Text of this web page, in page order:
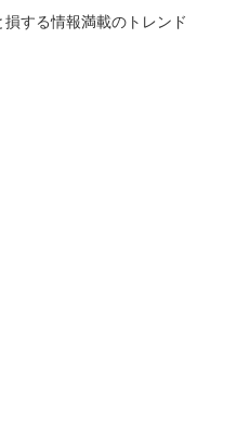
する情報満載のトレンド